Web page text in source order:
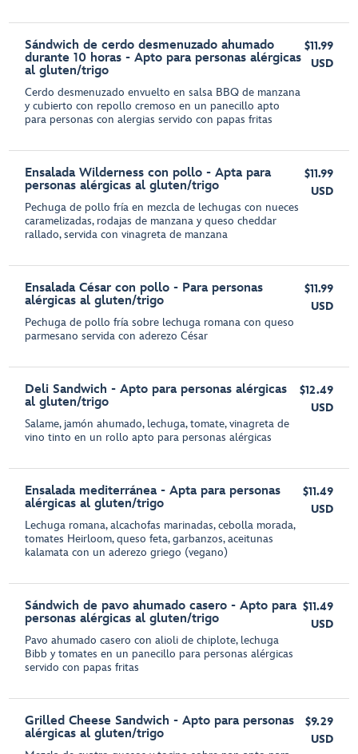
Sándwich de cerdo desmenuzado ahumado
durante 10 horas - Apto para personas alérgicas
al gluten/trigo
Cerdo desmenuzado envuelto en salsa BBQ de manzana
y cubierto con repollo cremoso en un panecillo apto
para personas con alergias servido con papas fritas
$11.99
USD
Ensalada Wilderness con pollo - Apta para
personas alérgicas al gluten/trigo
Pechuga de pollo fría en mezcla de lechugas con nueces
caramelizadas, rodajas de manzana y queso cheddar
rallado, servida con vinagreta de manzana
$11.99
USD
Ensalada César con pollo - Para personas
alérgicas al gluten/trigo
Pechuga de pollo fría sobre lechuga romana con queso
parmesano servida con aderezo César
$11.99
USD
Deli Sandwich - Apto para personas alérgicas
al gluten/trigo
Salame, jamón ahumado, lechuga, tomate, vinagreta de
vino tinto en un rollo apto para personas alérgicas
$12.49
USD
Ensalada mediterránea - Apta para personas
alérgicas al gluten/trigo
Lechuga romana, alcachofas marinadas, cebolla morada,
tomates Heirloom, queso feta, garbanzos, aceitunas
kalamata con un aderezo griego (vegano)
$11.49
USD
Sándwich de pavo ahumado casero - Apto para
personas alérgicas al gluten/trigo
Pavo ahumado casero con alioli de chiplote, lechuga
Bibb y tomates en un panecillo para personas alérgicas
servido con papas fritas
$11.49
USD
Grilled Cheese Sandwich - Apto para personas
alérgicas al gluten/trigo
$9.29
USD